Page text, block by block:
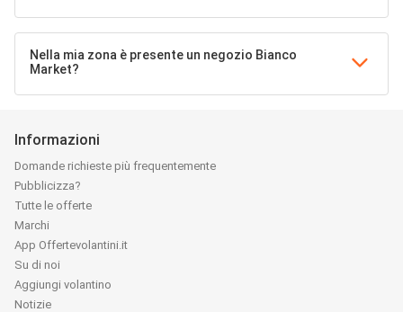
Nella mia zona è presente un negozio Bianco
Market?
Informazioni
Domande richieste più frequentemente
Pubblicizza?
Tutte le offerte
Marchi
App Offertevolantini.it
Su di noi
Aggiungi volantino
Notizie